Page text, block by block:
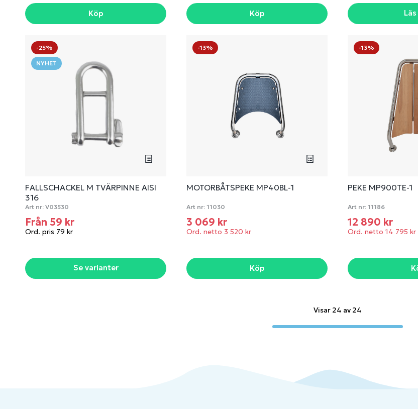
Köp Köp
-25%
NYHET
FALLSCHACKEL M TVÄRPINNE AISI
316
Art nr: V03530
Från 59 kr
Ord. pris 79 kr
Se varianter
-13%
MOTORBÅTSPEKE MP40BL-1
Art nr: 11030
3 069 kr
Ord. netto 3 520 kr
Köp
-13%
PEKE MP900TE-1
Art nr: 11186
12 890 kr
Ord. netto 14 795 kr
Visar 24 av 24